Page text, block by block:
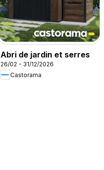
Abri de jardin et serres
26/02 - 31/12/2026
Castorama